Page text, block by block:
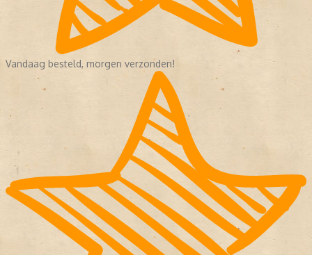
Vandaag besteld, morgen verzonden!